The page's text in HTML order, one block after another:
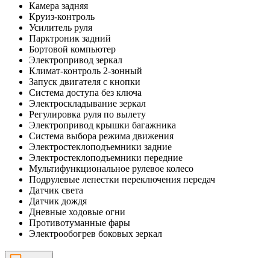
Камера задняя
Круиз-контроль
Усилитель руля
Парктроник задний
Бортовой компьютер
Электропривод зеркал
Климат-контроль 2-зонный
Запуск двигателя с кнопки
Система доступа без ключа
Электроскладывание зеркал
Регулировка руля по вылету
Электропривод крышки багажника
Система выбора режима движения
Электростеклоподъемники задние
Электростеклоподъемники передние
Мультифункциональное рулевое колесо
Подрулевые лепестки переключения передач
Датчик света
Датчик дождя
Дневные ходовые огни
Противотуманные фары
Электрообогрев боковых зеркал